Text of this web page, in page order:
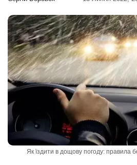
Як їздити в дощову погоду: правила